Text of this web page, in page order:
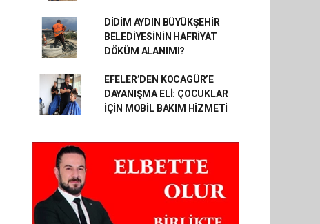
DİDİM AYDIN BÜYÜKŞEHİR
BELEDİYESİNİN HAFRİYAT
DÖKÜM ALANIMI?
EFELER’DEN KOCAGÜR’E
DAYANIŞMA ELİ: ÇOCUKLAR
İÇİN MOBİL BAKIM HİZMETİ